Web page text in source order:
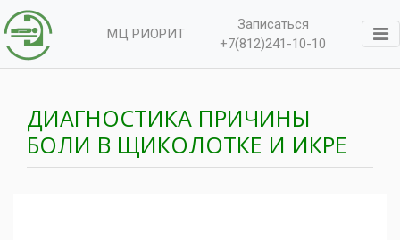
МЦ РИОРИТ
Записаться
+7(812)241-10-10
ДИАГНОСТИКА ПРИЧИНЫ
БОЛИ В ЩИКОЛОТКЕ И ИКРЕ